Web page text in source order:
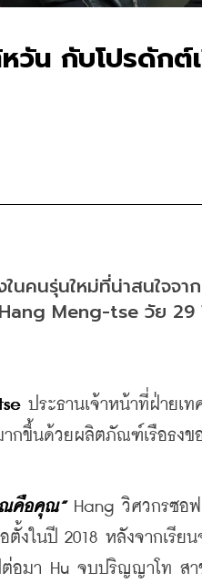
น กับโปรดักต์
นรุ่นใหม่ที่น่าสนใจจา
Meng-tse วัย 29
ประธานเจ้าหน้าที่ฝ่ายเ
ขึ้นด้วยผลิตภัณฑ์เรือธงข
ณคือคุณ” Hang วิศวกรซอฟ
ตั้งในปี 2018 หลังจากเรี
อมา Hu จบปริญญาโท ส